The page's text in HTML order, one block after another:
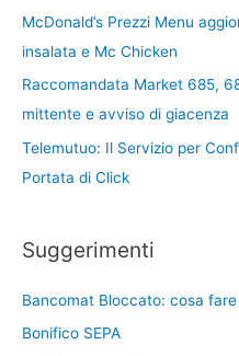
McDonald’s Prezzi Menu
insalata e Mc Chicken
Raccomandata Market 685,
mittente e avviso di giacenza
Telemutuo: Il Servizio per
Portata di Click
Suggerimenti
Bancomat Bloccato: cosa fare
Bonifico SEPA